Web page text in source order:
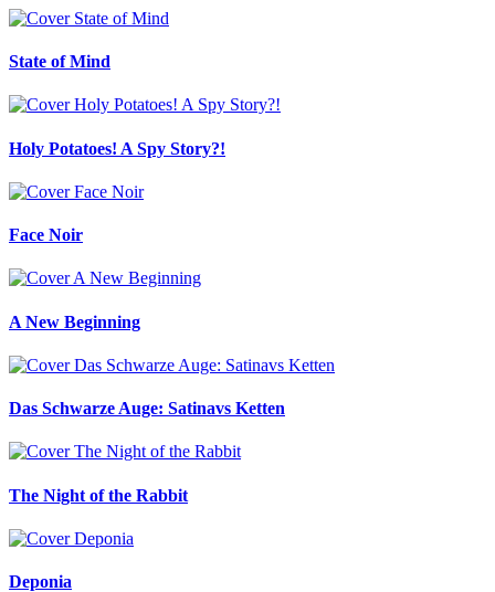
State of Mind
Holy Potatoes! A Spy Story?!
Face Noir
A New Beginning
Das Schwarze Auge: Satinavs Ketten
The Night of the Rabbit
Deponia